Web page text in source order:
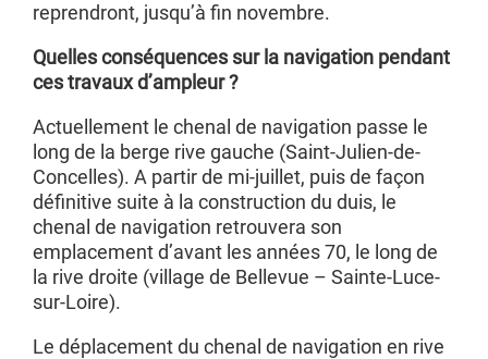
reprendront, jusqu’à fin novembre.
Quelles conséquences sur la navigation pendant
ces travaux d’ampleur ?
Actuellement le chenal de navigation passe le
long de la berge rive gauche (Saint-Julien-de-
Concelles). A partir de mi-juillet, puis de façon
définitive suite à la construction du duis, le
chenal de navigation retrouvera son
emplacement d’avant les années 70, le long de
la rive droite (village de Bellevue – Sainte-Luce-
sur-Loire).
Le déplacement du chenal de navigation en rive